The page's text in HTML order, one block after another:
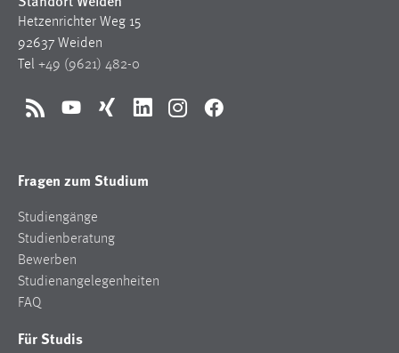
Hetzenrichter Weg 15
92637 Weiden
Tel +49 (9621) 482-0
RSS YouTubeXing LinkedInInstagramFacebook
Fragen zum Studium
Studiengänge
Studienberatung
Bewerben
Studienangelegenheiten
FAQ
Für Studis